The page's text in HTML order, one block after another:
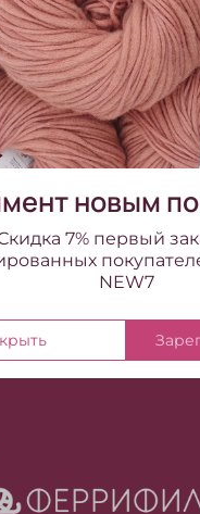
шт
mohair LUX
новым
7% первый
NEW7